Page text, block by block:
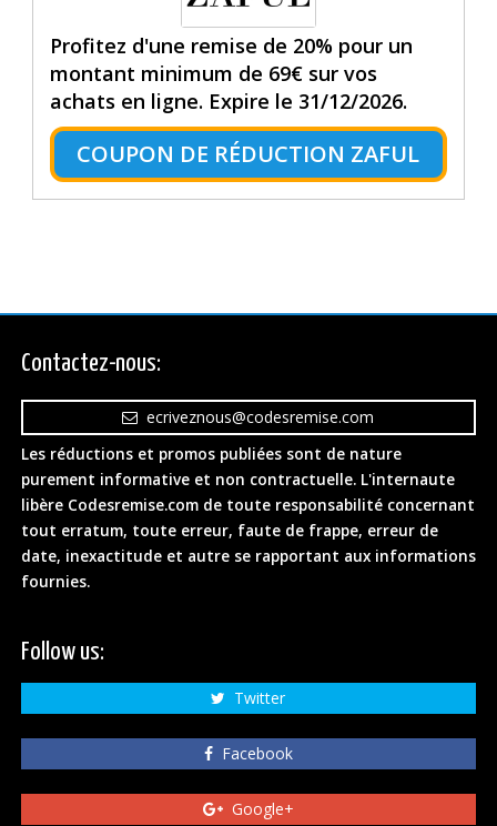
Profitez d'une remise de 20% pour un
montant minimum de 69€ sur vos
achats en ligne. Expire le 31/12/2026.
COUPON DE RÉDUCTION ZAFUL
Contactez-nous:
ecriveznous@codesremise.com
Les réductions et promos publiées sont de nature
purement informative et non contractuelle. L'internaute
libère Codesremise.com de toute responsabilité concernant
tout erratum, toute erreur, faute de frappe, erreur de
date, inexactitude et autre se rapportant aux informations
fournies.
Follow us:
Twitter
Facebook
Google+